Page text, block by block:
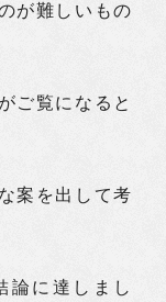
が難しいもの
ご覧になると
案を出して考
論に達しまし